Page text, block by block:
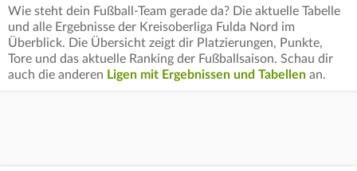
Wie steht dein Fußball-Team gerade da? Die aktuelle Tabelle
und alle Ergebnisse der Kreisoberliga Fulda Nord im
Überblick. Die Übersicht zeigt dir Platzierungen, Punkte,
Tore und das aktuelle Ranking der Fußballsaison. Schau dir
auch die anderen Ligen mit Ergebnissen und Tabellen an.